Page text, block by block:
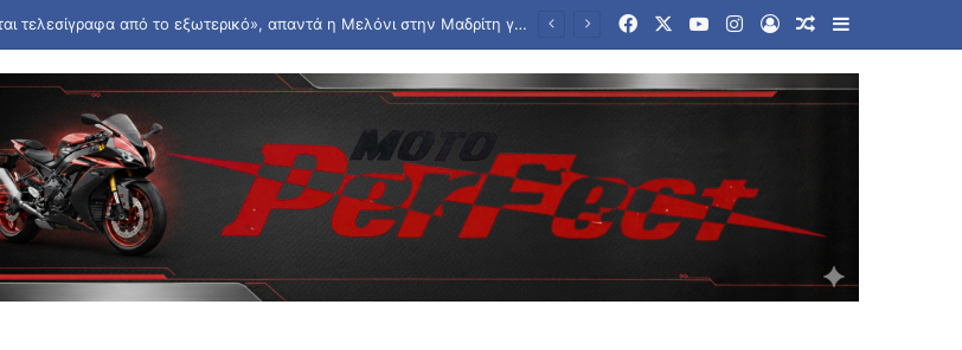
Η Trade Estates ανακοινώνει τη συμφωνία για την απόκτηση ποσοστού 50% στο Sofia South Ring Mall FacebookYouTubeInstagram
Log InRandom Article
Sidebar